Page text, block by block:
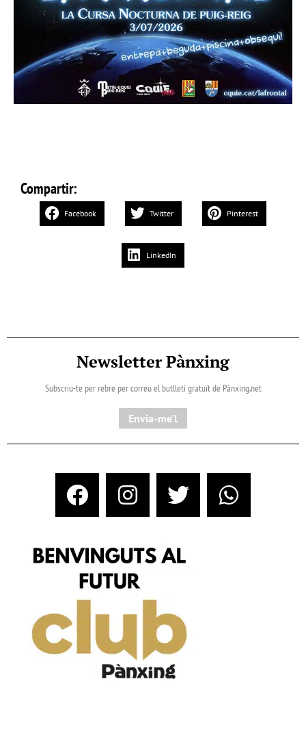
Compartir:
Facebook Twitter Pinterest
LinkedIn
Newsletter Pànxing
Subscriu-te per rebre per correu el butlletí gratuït de Pànxing.net​
Envia-me'l